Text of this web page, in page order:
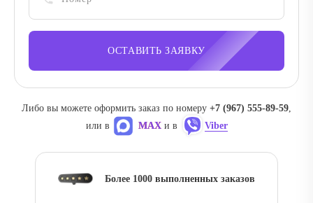
Более 1000 выполненных заказов
ОСТАВИТЬ ЗАЯВКУ
Либо вы можете оформить заказ по номеру ‪+7 (967) 555-89-59,
или в
MAXи в Viber